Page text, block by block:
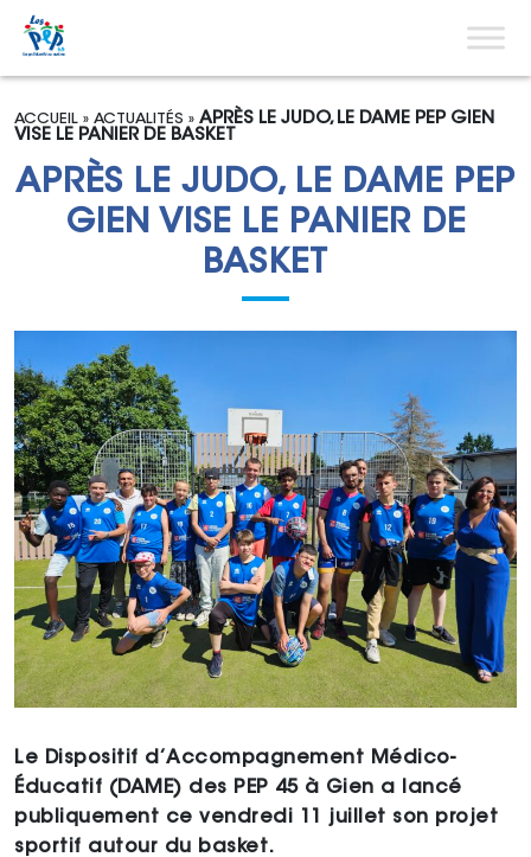
Menu
ACCUEIL » ACTUALITÉS » APRÈS LE JUDO, LE DAME PEP GIEN
VISE LE PANIER DE BASKET
APRÈS LE JUDO, LE DAME PEP
GIEN VISE LE PANIER DE
BASKET
Le Dispositif d’Accompagnement Médico-
Éducatif (DAME) des PEP 45 à Gien a lancé
publiquement ce vendredi 11 juillet son projet
sportif autour du basket.